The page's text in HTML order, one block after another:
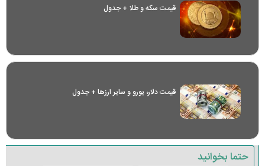
قیمت سکه و طلا + جدول
قیمت دلار، یورو و سایر ارز‌ها + جدول
حتما بخوانید